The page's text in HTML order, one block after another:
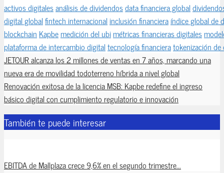
activos digitalesanálisis de dividendosdata financiera global
digital globalfintech internacional inclusión financieraíndice global de
blockchain Kapbemedición del ubi métricas financieras digitales
plataforma de intercambio digitaltecnología financieratokenización
JETOUR alcanza los 2 millones de ventas en 7 años, marcando una
nueva era de movilidad todoterreno híbrida a nivel global
Renovación exitosa de la licencia MSB: Kapbe redefine el ingreso
básico digital con cumplimiento regulatorio e innovación
También te puede interesar
EBITDA de Mallplaza crece 9,6% en el segundo trimestre...